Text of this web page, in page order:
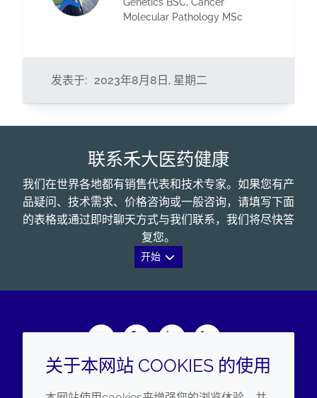
Molecular Pathology MSc
发表于: 2023年8月8日, 星期二
联系禾大医药健康
我们在世界各地都有销售代表和技术专家。如果您有产
品疑问、技术需求、价格咨询或一般咨询，请填写下面
的表格或通过即时聊天方式与我们联系，我们将尽快答
复您。
开始
企业 法律信息
关于本网站 COOKIES 的使用